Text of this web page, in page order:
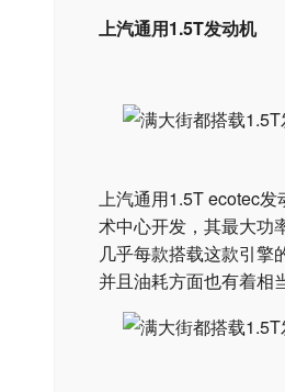
上汽通用1.5T发动机
上汽通用1.5T ecotec
术中心开发，其最大功
几乎每款搭载这款引擎
并且油耗方面也有着相